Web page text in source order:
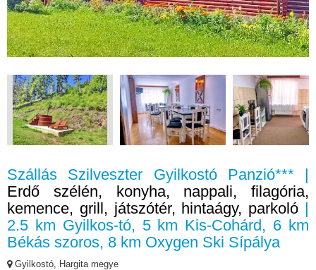
Szállás Szilveszter Gyilkostó Panzió*** |
Erdő szélén, konyha, nappali, filagória,
kemence, grill, játszótér, hintaágy, parkoló |
2.5 km Gyilkos-tó, 5 km Kis-Cohárd, 6 km
Békás szoros, 8 km Oxygen Ski Sípálya
Gyilkostó, Hargita megye